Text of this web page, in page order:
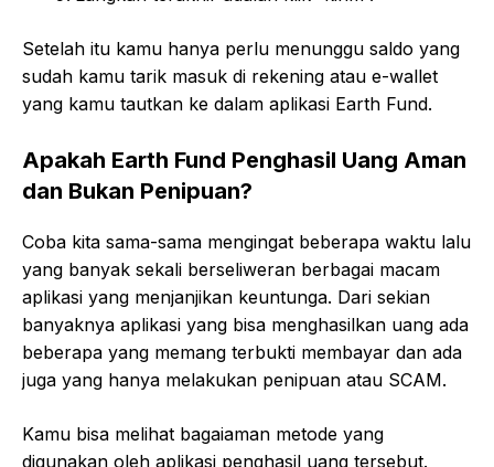
Setelah itu kamu hanya perlu menunggu saldo yang
sudah kamu tarik masuk di rekening atau e-wallet
yang kamu tautkan ke dalam aplikasi Earth Fund.
Apakah Earth Fund Penghasil Uang Aman
dan Bukan Penipuan?
Coba kita sama-sama mengingat beberapa waktu lalu
yang banyak sekali berseliweran berbagai macam
aplikasi yang menjanjikan keuntunga. Dari sekian
banyaknya aplikasi yang bisa menghasilkan uang ada
beberapa yang memang terbukti membayar dan ada
juga yang hanya melakukan penipuan atau SCAM.
Kamu bisa melihat bagaiaman metode yang
digunakan oleh aplikasi penghasil uang tersebut.